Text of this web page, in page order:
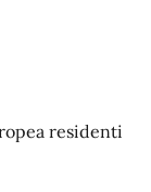
residenti